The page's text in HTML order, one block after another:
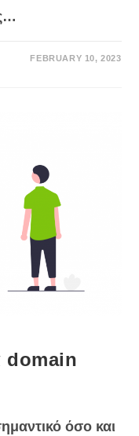
FEBRUARY 10, 2023
domain
όσο και